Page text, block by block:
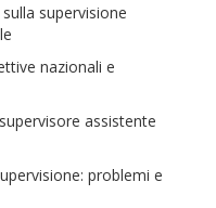
supervisione
nazionali e
assistente
problemi e